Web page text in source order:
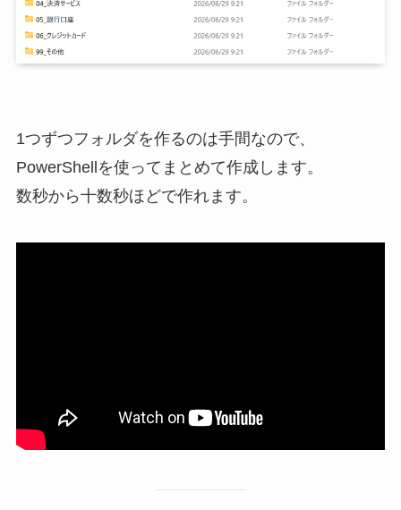
1つずつフォルダを作るのは手間なので、
PowerShellを使ってまとめて作成します。
数秒から十数秒ほどで作れます。